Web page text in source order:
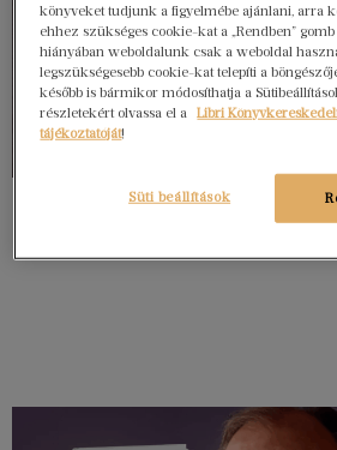
könyveket tudjunk a figyelmébe ajánlani, arra
ehhez szükséges cookie-kat a „Rendben”
hiányában weboldalunk csak a weboldal
legszükségesebb cookie-kat telepíti a
később is bármikor módosíthatja a
részletekért olvassa el a
Libri
tájékoztatóját!
Süti beállítások